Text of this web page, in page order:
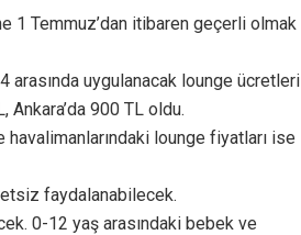
1 Temmuz’dan itibaren geçerli olmak
arasında uygulanacak lounge ücretleri
Ankara’da 900 TL oldu.
havalimanlarındaki lounge fiyatları ise
faydalanabilecek.
0-12 yaş arasındaki bebek ve